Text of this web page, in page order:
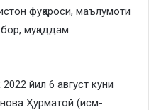
фуқароси, маълумоти
муқаддам
йил 6 август куни
Ҳурматой (исм-